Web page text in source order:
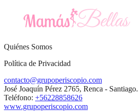
Quiénes Somos
Política de Privacidad
contacto@grupoperiscopio.com
José Joaquín Pérez 2765, Renca - Santiago.
Teléfono: +56228858626
www.grupoperiscopio.com